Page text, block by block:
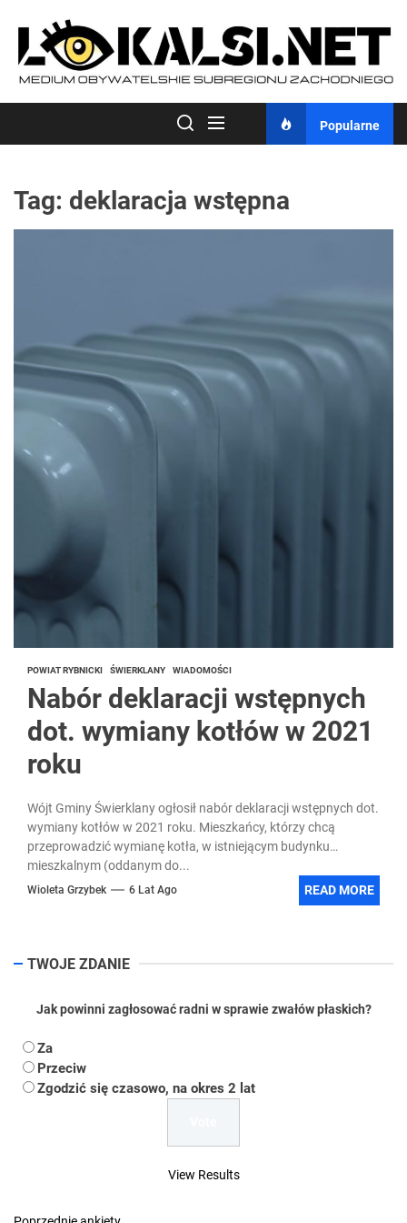
content
Popularne
Tag: deklaracja wstępna
POWIAT RYBNICKI ŚWIERKLANY WIADOMOŚCI
Nabór deklaracji wstępnych
dot. wymiany kotłów w 2021
roku
Wójt Gminy Świerklany ogłosił nabór deklaracji wstępnych dot.
wymiany kotłów w 2021 roku. Mieszkańcy, którzy chcą
przeprowadzić wymianę kotła, w istniejącym budynku
mieszkalnym (oddanym do...
Wioleta Grzybek 6 Lat Ago READ MORE
TWOJE ZDANIE
Jak powinni zagłosować radni w sprawie zwałów płaskich?
Za
Przeciw
Zgodzić się czasowo, na okres 2 lat
View Results